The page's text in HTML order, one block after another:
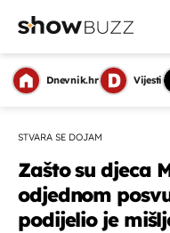
Dnevnik.hr Vijesti
STVARA SE DOJAM
Zašto su djeca
odjednom
podijelio je